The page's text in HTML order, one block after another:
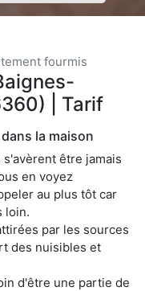
fourmis
| Tarif
la maison
être jamais
en voyez
au plus tôt car
loin.
par les sources
des nuisibles et
d'être une partie de